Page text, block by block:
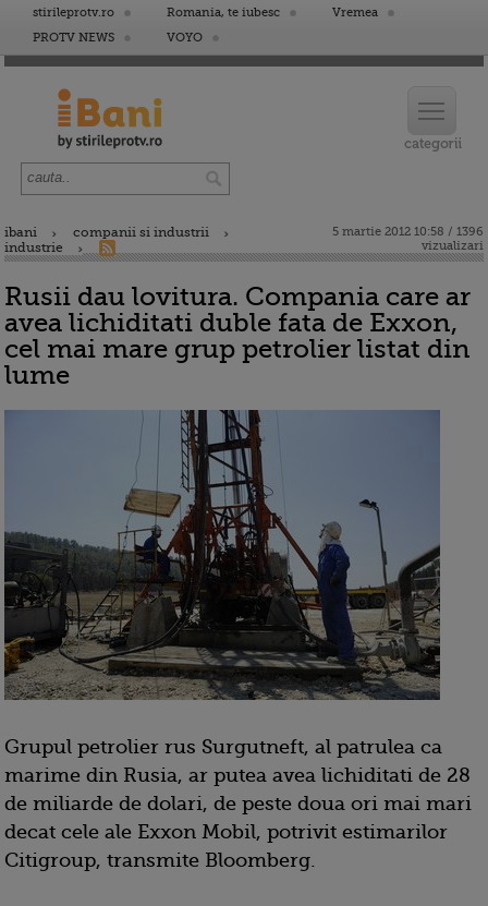
stirileprotv.ro Romania, te iubesc
Vremea
PROTV NEWS
VOYO
ibani
companii si industrii
industrie
5 martie 2012 10:58 / 1396
vizualizari
Rusii dau lovitura. Compania care ar
avea lichiditati duble fata de Exxon,
cel mai mare grup petrolier listat din
lume
Grupul petrolier rus Surgutneft, al patrulea ca
marime din Rusia, ar putea avea lichiditati de 28
de miliarde de dolari, de peste doua ori mai mari
decat cele ale Exxon Mobil, potrivit estimarilor
Citigroup, transmite Bloomberg.